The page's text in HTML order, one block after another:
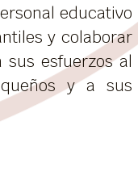
educativo
y colaborar
esfuerzos al
y a sus